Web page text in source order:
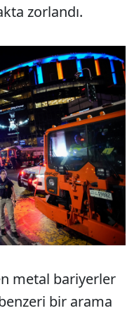
zorlandı.
metal bariyerler
bir arama